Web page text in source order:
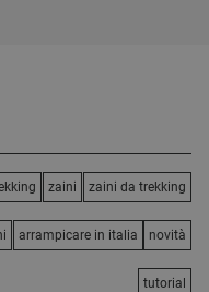
zaini zaini da trekking
arrampicare in italia novità
tutorial